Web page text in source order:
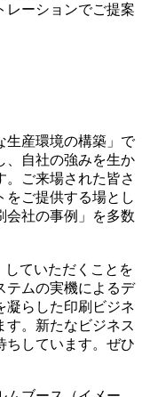
レーションでご提案
生産環境の構築」で
、自社の強みを生か
。ご来場された皆さ
をご提供する場とし
会社の事例」を多数
していただくことを
テムの実機によるデ
凝らした印刷ビジネ
す。新たなビジネス
ちしています。ぜひ